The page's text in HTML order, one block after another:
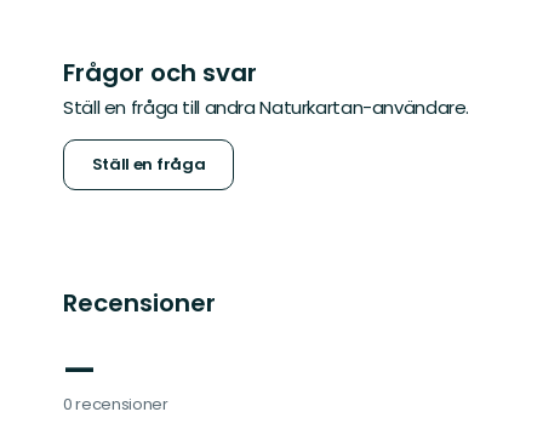
Frågor och svar
Ställ en fråga till andra Naturkartan-användare.
Ställ en fråga
Recensioner
—
0 recensioner